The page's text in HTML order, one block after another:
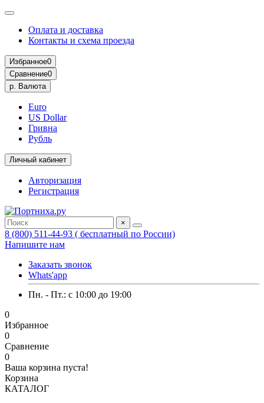
Оплата и доставка
Контакты и схема проезда
Избранное0
Сравнение0
р. Валюта
Euro
US Dollar
Гривна
Рубль
Личный кабинет
Авторизация
Регистрация
×
8 (800) 511-44-93 ( бесплатный по России)
Напишите нам
Заказать звонок
Whats'app
Пн. - Пт.: c 10:00 до 19:00
0
Избранное
0
Сравнение
0
Ваша корзина пуста!
Корзина
КАТАЛОГ